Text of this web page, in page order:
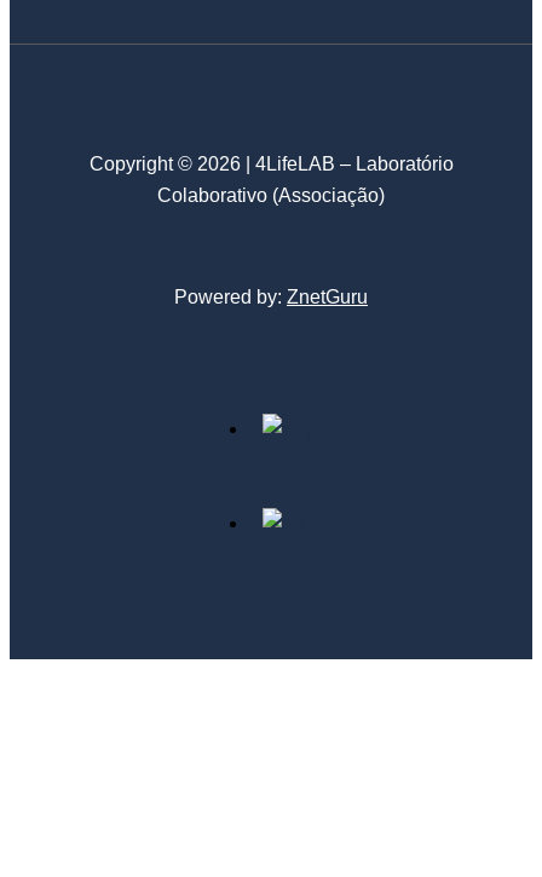
Copyright © 2026 | 4LifeLAB – Laboratório
Colaborativo (Associação)
Powered by: ZnetGuru